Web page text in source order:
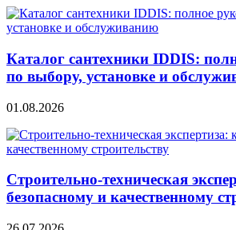
Каталог сантехники IDDIS:
по выбору, установке и
01.08.2026
Строительно‑техническая
безопасному и качественному